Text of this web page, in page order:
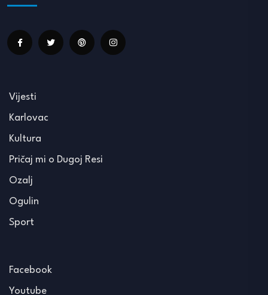
Vijesti
Karlovac
Kultura
Pričaj mi o Dugoj Resi
Ozalj
Ogulin
Sport
Facebook
Youtube